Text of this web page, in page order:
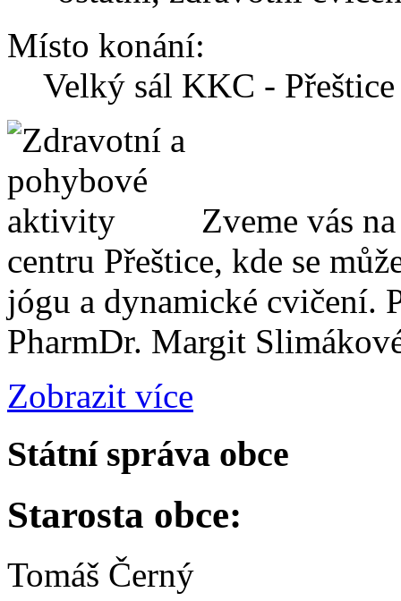
Místo konání:
Velký sál KKC - Přeštice
Zveme vás
centru Přeštice, kde se
jógu a dynamické cvičení.
PharmDr. Margit
Zobrazit více
Státní správa obce
Starosta obce:
Tomáš Černý